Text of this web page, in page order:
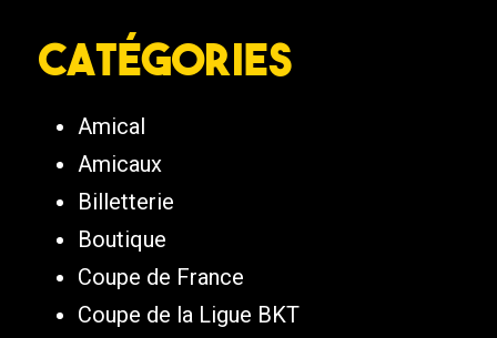
Catégories
Amical
Amicaux
Billetterie
Boutique
Coupe de France
Coupe de la Ligue BKT